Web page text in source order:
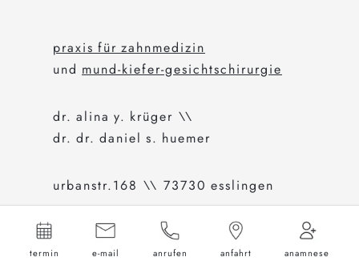
praxis für zahnmedizin
und mund-kiefer-gesichtschirurgie
dr. alina y. krüger \\
dr. dr. daniel s. huemer
urbanstr.168 \\ 73730 esslingen
0711 . 316 99 66
info@esslingen-gesichtschirurgie.de
termin e-mail anrufen anfahrt anamnese